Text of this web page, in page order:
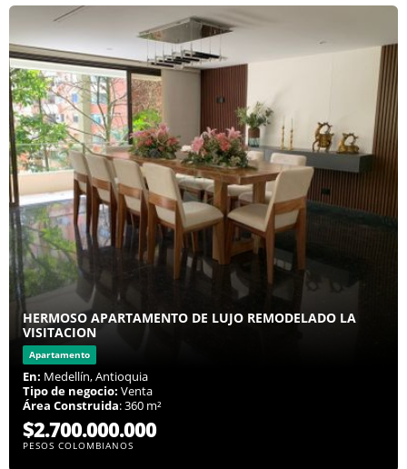
HERMOSO APARTAMENTO DE LUJO REMODELADO LA
VISITACION
Apartamento
En: Medellín, Antioquia
Tipo de negocio: Venta
Área Construida: 360 m²
$2.700.000.000
PESOS COLOMBIANOS